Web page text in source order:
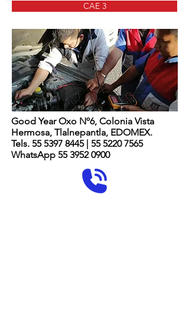
CAE 3
Good Year Oxo Nº6, Colonia Vista
Hermosa, Tlalnepantla, EDOMEX.
Tels. 55 5397 8445 | 55 5220 7565
WhatsApp 55 3952 0900